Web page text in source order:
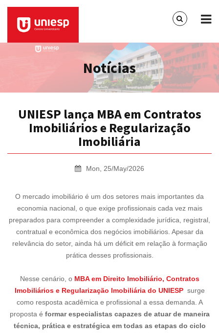
Notícias
UNIESP lança MBA em Contratos
Imobiliários e Regularização
Imobiliária
Mon, 25/May/2026
O mercado imobiliário é um dos setores mais importantes da
economia nacional, o que exige profissionais cada vez mais
preparados para compreender a complexidade jurídica, registral,
contratual e econômica dos negócios imobiliários. Apesar da
relevância do setor, ainda há um déficit em relação à formação
prática desses profissionais.
Nesse cenário, o MBA em Direito Imobiliário, Contratos
Imobiliários e Regularização Imobiliária do UNIESP surge
como resposta acadêmica e profissional a essa demanda. A
proposta é formar especialistas capazes de atuar de maneira
técnica, prática e estratégica em todas as etapas do ciclo